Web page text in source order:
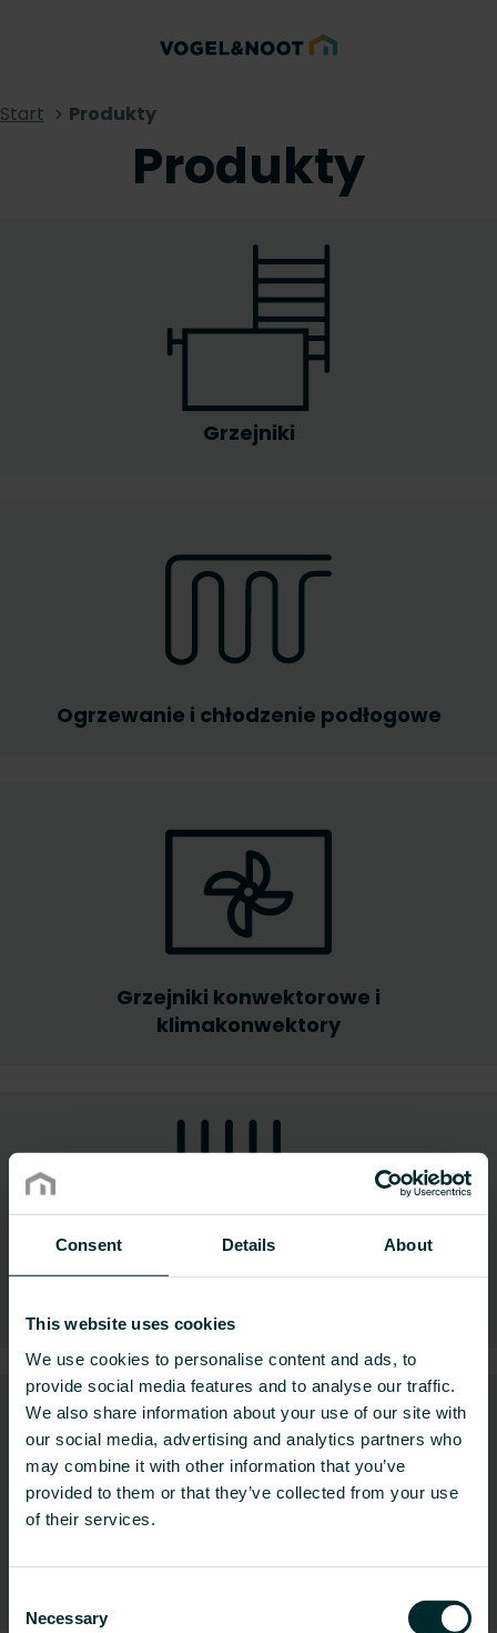
Consent Details About
This website uses cookies
We use cookies to personalise content and ads, to
provide social media features and to analyse our traffic.
We also share information about your use of our site with
our social media, advertising and analytics partners who
may combine it with other information that you’ve
provided to them or that they’ve collected from your use
of their services.
Selection
Necessary
Start Produkty
Produkty
Grzejniki
Ogrzewanie i chłodzenie podłogowe
Grzejniki konwektorowe i
klimakonwektory